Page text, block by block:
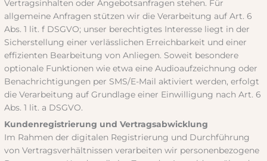
Vertragsinhalten oder Angebotsanfragen stehen. Für
allgemeine Anfragen stützen wir die Verarbeitung auf Art. 6
Abs. 1 lit. f DSGVO; unser berechtigtes Interesse liegt in der
Sicherstellung einer verlässlichen Erreichbarkeit und einer
effizienten Bearbeitung von Anliegen. Soweit besondere
optionale Funktionen wie etwa eine Audioaufzeichnung oder
Benachrichtigungen per SMS/E-Mail aktiviert werden, erfolgt
die Verarbeitung auf Grundlage einer Einwilligung nach Art. 6
Abs. 1 lit. a DSGVO.
Kundenregistrierung und Vertragsabwicklung
Im Rahmen der digitalen Registrierung und Durchführung
von Vertragsverhältnissen verarbeiten wir personenbezogene